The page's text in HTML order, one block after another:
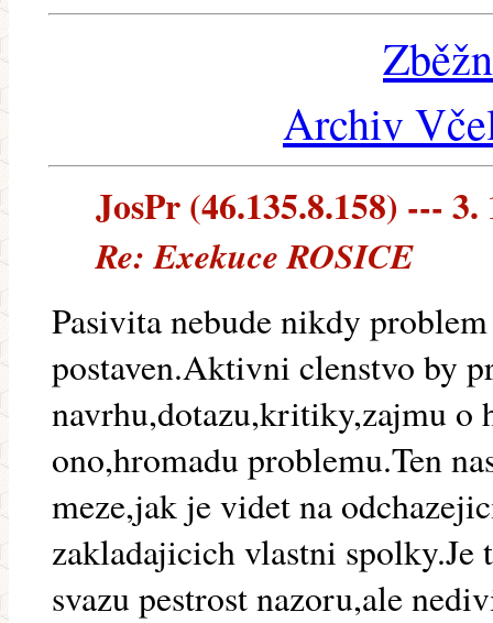
Archiv
JosPr (46.135.8.158) --- 3.
Re: Exekuce ROSICE
Pasivita nebude nikdy
postaven.Aktivni clenstvo by
navrhu,dotazu,kritiky,zajmu o
ono,hromadu problemu.Ten
meze,jak je videt na
zakladajicich vlastni spolky.Je
svazu pestrost nazoru,ale